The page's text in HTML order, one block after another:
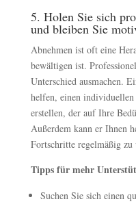
5. Holen Sie sich
und bleiben Sie
Abnehmen ist oft eine
bewältigen ist.
Unterschied ausmachen.
helfen, einen
erstellen, der auf Ihre
Außerdem kann er Ihnen
Fortschritte regelmäßig zu
Tipps für mehr
Suchen Sie sich einen